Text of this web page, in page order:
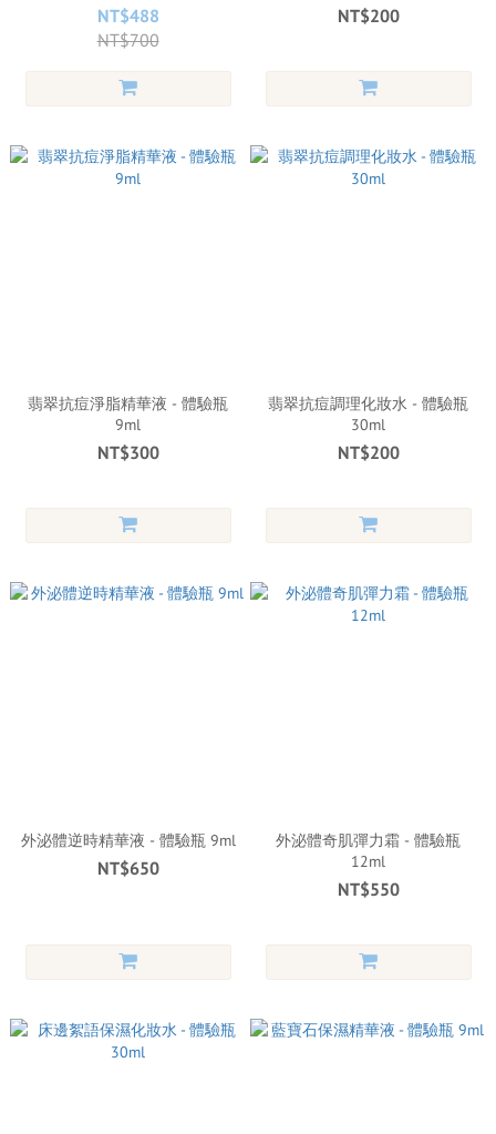
NT$488
NT$700
NT$200
翡翠抗痘淨脂精華液 - 體驗瓶
9ml
NT$300
翡翠抗痘調理化妝水 - 體驗瓶
30ml
NT$200
外泌體逆時精華液 - 體驗瓶 9ml
NT$650
外泌體奇肌彈力霜 - 體驗瓶
12ml
NT$550